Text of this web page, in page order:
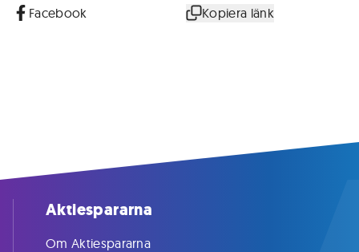
Facebook Kopiera länk
Aktiespararna
Om Aktiespararna